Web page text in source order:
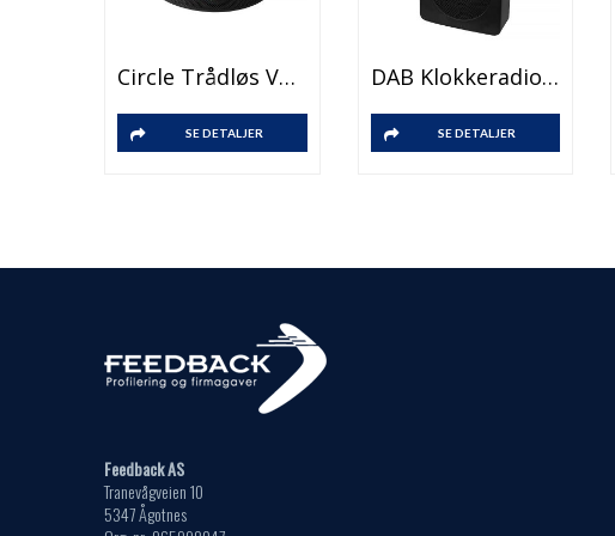
Circle Trådløs Vekkerklokke Med Høyttaler
SE DETALJER
DAB Klokkeradio Med Alarm
SE DETALJER
Feedback AS
Tranevågveien 10
5347 Ågotnes